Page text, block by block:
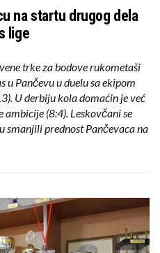
na startu drugog dela
lige
trke za bodove rukometaši
u Pančevu u duelu sa ekipom
U derbiju kola domaćin je već
(8:4). Leskovčani se
smanjili prednost Pančevaca na